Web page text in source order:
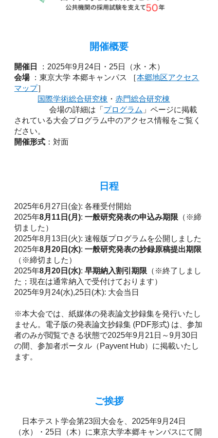
開催概要
開催日
：2025年9月24日・25日（水・木）
会場：東京大学 本郷キャンパス ［本郷地区アクセス
マップ］
国際学術総合研究棟 ・赤門総合研究棟
会場の詳細は 「 プログラム 」ページに掲載
されている大会プログラム中のアクセス情報をご覧く
ださい。
開催形式 ：対面
日程
2025年6月27日(金): 各種受付開始
2025年8月 11日(月):一般研究発表の申込み期限 （※締
切 ました）
2025年8月13日(火): 速報版プログラムを公開しました
2025年8月20日(水):一般研究発表の抄録原稿提出期限
（※締切ました）
2025年8月20日(水):早期納入割引期限 （※終了しまし
た ；現在は通常納入で受付けております）
2025年9月24(水),25日(木): 大会当日
※本大会では、紙媒体の発表論文抄録集を発行いたし
ません。電子版の発表論文抄録集 (PDF形式) は、参加
者のみが閲覧できる状態で2025年9月21日～9月30日
の間、参加者ポータル （Payvent Hub）に掲載いたし
ます。
ご挨拶
日本テスト学会第23回大会を、2025年9月24日
（水）・25日（木）に東京大学本郷キャンパスにて開